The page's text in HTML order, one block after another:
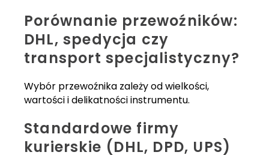
Porównanie przewoźników:
DHL, spedycja czy
transport specjalistyczny?
Wybór przewoźnika zależy od wielkości,
wartości i delikatności instrumentu.
Standardowe firmy
kurierskie (DHL, DPD, UPS)